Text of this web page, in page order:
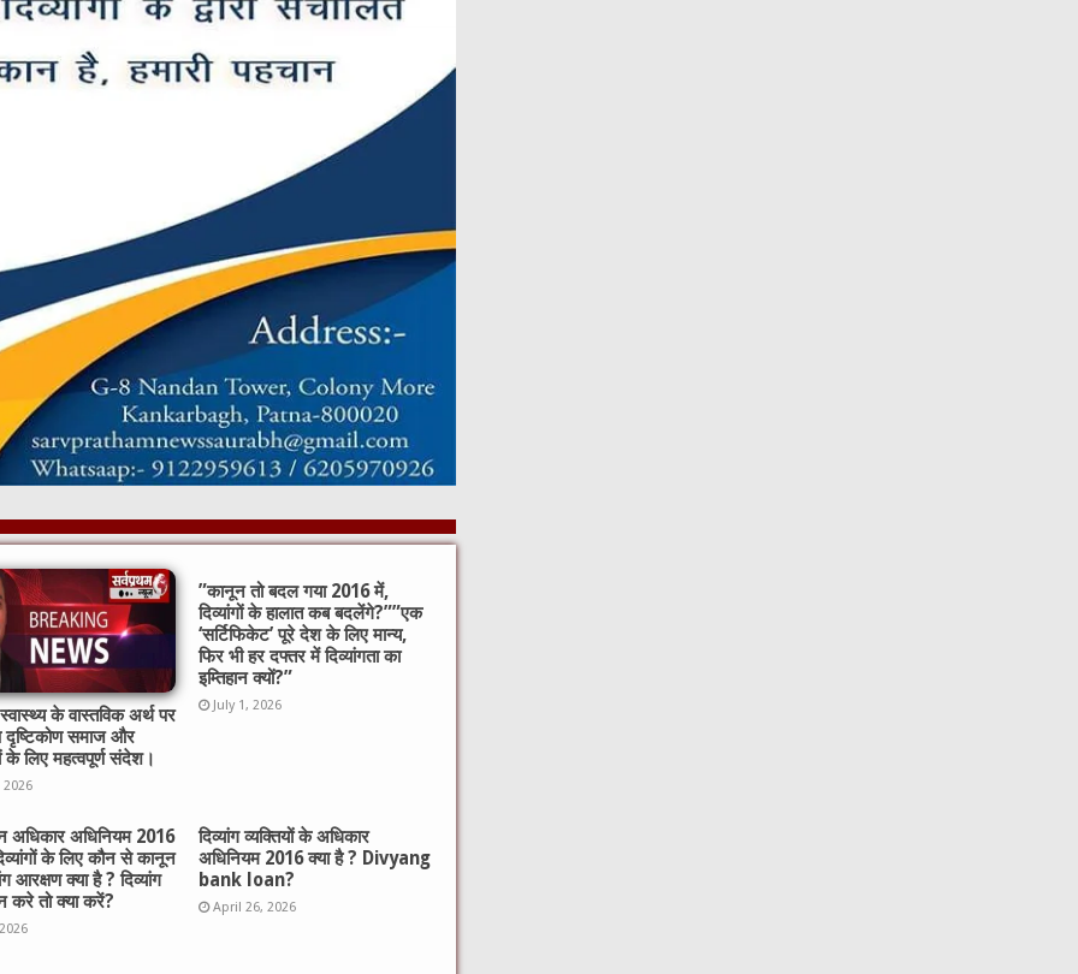
के वास्तविक अर्थ पर
दृष्टिकोण समाज और
के लिए महत्वपूर्ण संदेश।
2026
​”कानून तो बदल गया 2016 में,
दिव्यांगों के हालात कब बदलेंगे?”​”एक
‘सर्टिफिकेट’ पूरे देश के लिए मान्य,
फिर भी हर दफ्तर में दिव्यांगता का
इम्तिहान क्यों?”
July 1, 2026
अधिकार अधिनियम 2016
के लिए कौन से कानून
आरक्षण क्या है ? दिव्यांग
करे तो क्या करें?
दिव्यांग व्यक्तियों के अधिकार
अधिनियम 2016 क्या है ? Divyang
bank loan?
April 26, 2026